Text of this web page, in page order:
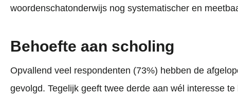
woordenschatonderwijs nog systematischer en
Behoefte aan scholing
Opvallend veel respondenten (73%) hebben de
gevolgd. Tegelijk geeft twee derde aan wél interesse te